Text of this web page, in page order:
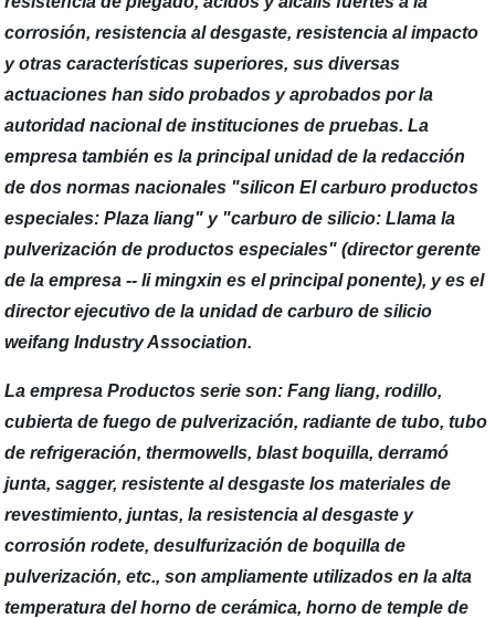
corrosión, resistencia al desgaste, resistencia al impacto
y otras características superiores, sus diversas
actuaciones han sido probados y aprobados por la
autoridad nacional de instituciones de pruebas. La
empresa también es la principal unidad de la redacción
de dos normas nacionales "silicon El carburo productos
especiales: Plaza liang" y "carburo de silicio: Llama la
pulverización de productos especiales" (director gerente
de la empresa -- li mingxin es el principal ponente), y es el
director ejecutivo de la unidad de carburo de silicio
weifang Industry Association.
La empresa Productos serie son: Fang liang, rodillo,
cubierta de fuego de pulverización, radiante de tubo, tubo
de refrigeración, thermowells, blast boquilla, derramó
junta, sagger, resistente al desgaste los materiales de
revestimiento, juntas, la resistencia al desgaste y
corrosión rodete, desulfurización de boquilla de
pulverización, etc., son ampliamente utilizados en la alta
temperatura del horno de cerámica, horno de temple de